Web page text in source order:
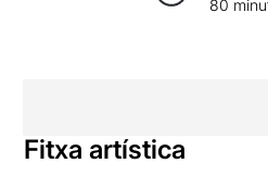
80
Fitxa artística